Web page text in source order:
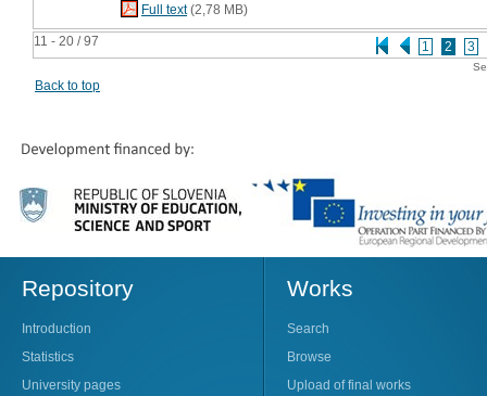
11 - 20 / 97 1 2 3
Full text(2,78 MB)
Back to top
Repository
Introduction
Statistics
University pages
Works
Search
Browse
Upload of final works